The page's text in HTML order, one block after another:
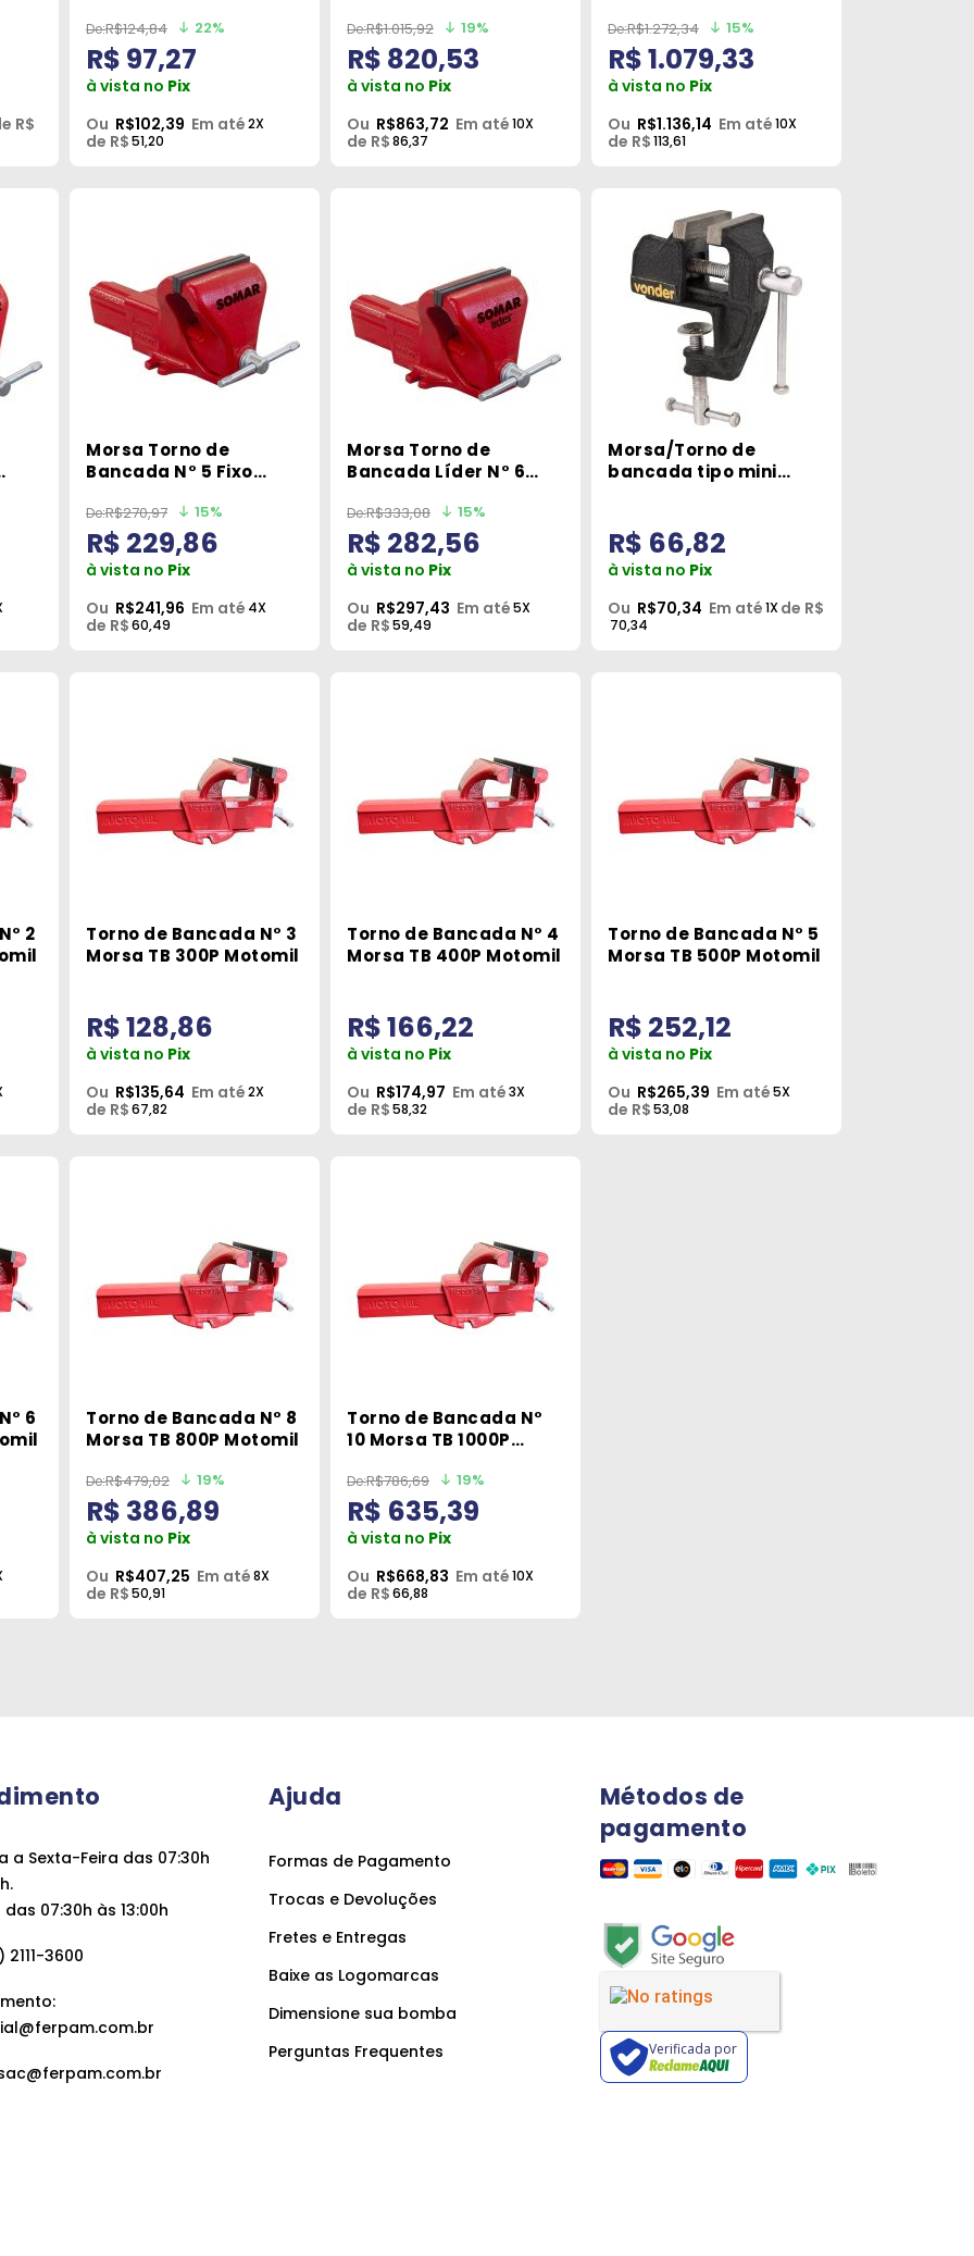
R$
R$124,84 22%
R$ 97,27
à vista no Pix
Ou R$102,39 Em até2X
de R$51,20
R$1.015,92 19%
R$ 820,53
à vista no Pix
Ou R$863,72 Em até10X
de R$86,37
R$1.272,34 15%
R$ 1.079,33
à vista no Pix
Ou R$1.136,14 Em até10X
de R$113,61
Morsa Torno de
Bancada N° 5 Fixo
R$270,97 15%
R$ 229,86
à vista no Pix
Ou R$241,96 Em até 4X
de R$60,49
Morsa Torno de
Bancada Líder N° 6
R$333,08 15%
R$ 282,56
à vista no Pix
Ou R$297,43 Em até5X
de R$59,49
Morsa/Torno de
bancada tipo mini
R$ 66,82
à vista no Pix
Ou R$70,34 Em até1X de R$
70,34
2
Torno de Bancada N° 3
Morsa TB 300P Motomil
R$ 128,86
à vista no Pix
Ou R$135,64 Em até2X
de R$67,82
Torno de Bancada N° 4
Morsa TB 400P Motomil
R$ 166,22
à vista no Pix
Ou R$174,97 Em até3X
de R$58,32
Torno de Bancada N° 5
Morsa TB 500P Motomil
R$ 252,12
à vista no Pix
Ou R$265,39 Em até5X
de R$53,08
6
Torno de Bancada N° 8
Morsa TB 800P Motomil
R$479,02 19%
R$ 386,89
à vista no Pix
Ou R$407,25 Em até8X
de R$50,91
Torno de Bancada N°
10 Morsa TB 1000P
R$786,69 19%
R$ 635,39
à vista no Pix
Ou R$668,83 Em até10X
de R$66,88
a Sexta-Feira das 07:30h
07:30h às 13:00h
3600
Ajuda
Formas de Pagamento
Trocas e Devoluções
Fretes e Entregas
Baixe as Logomarcas
Dimensione sua bomba
Perguntas Frequentes
Métodos de
pagamento
Verificada por